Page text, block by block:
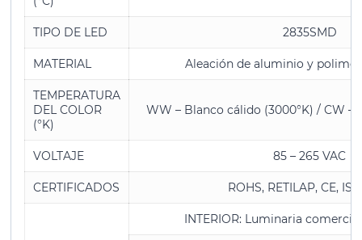
TIPO DE LED 2835SMD
MATERIAL Aleación de aluminio y
TEMPERATURA
DEL COLOR
(°K)
WW – Blanco cálido (3000°K) / CW –
VOLTAJE 85 – 265 VAC
CERTIFICADOS ROHS, RETILAP, CE,
INTERIOR: Luminaria